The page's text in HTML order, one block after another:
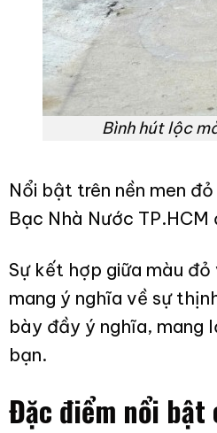
Bình hút lộc
Nổi bật trên nền men
Bạc Nhà Nước
Sự kết hợp giữa màu
mang ý nghĩa về sự
bày đầy ý nghĩa, mang
bạn.
Đặc điểm nổi bật